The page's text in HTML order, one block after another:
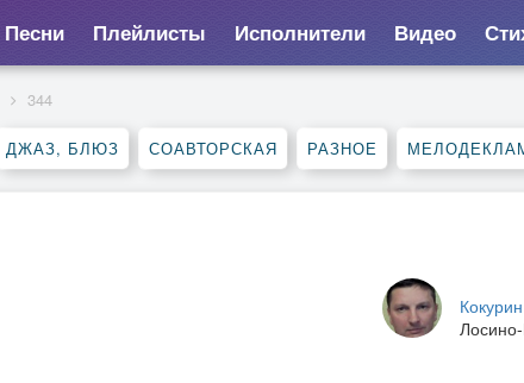
Песни Плейлисты Исполнители Видео
344
ДЖАЗ, БЛЮЗ СОАВТОРСКАЯ РАЗНОЕ